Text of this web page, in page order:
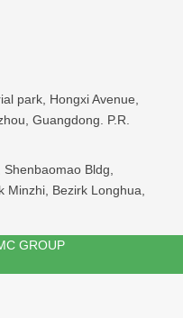
park, Hongxi Avenue,
Guangdong. P.R.
Bldg,
Bezirk Longhua,
GROUP